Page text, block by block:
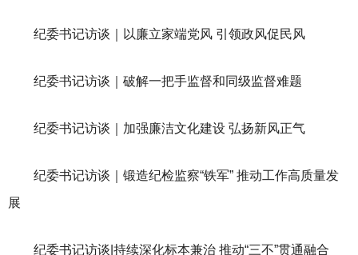
纪委书记访谈｜以廉立家端党风 引领政风促民风
纪委书记访谈｜破解一把手监督和同级监督难题
纪委书记访谈｜加强廉洁文化建设 弘扬新风正气
纪委书记访谈｜锻造纪检监察“铁军” 推动工作高质量发
展
纪委书记访谈|持续深化标本兼治 推动“三不”贯通融合